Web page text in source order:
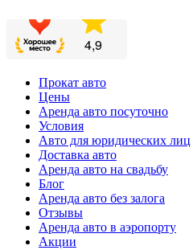
Прокат авто
Цены
Аренда авто посуточно
Условия
Авто для юридических лиц
Доставка авто
Аренда авто на свадьбу
Блог
Аренда авто без залога
Отзывы
Аренда авто в аэропорту
Акции